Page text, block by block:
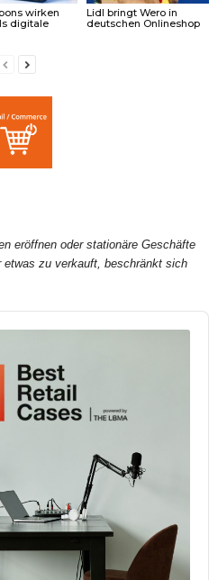
wirken
digitale
Lidl bringt Wero in
deutschen Onlineshop
eröffnen oder stationäre Geschäfte
zu verkauft, beschränkt sich